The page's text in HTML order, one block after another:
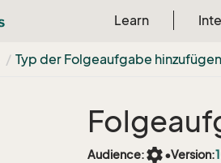
Learn
Typ der Folgeaufgabe hinzufügen
Audience:settings•Version: